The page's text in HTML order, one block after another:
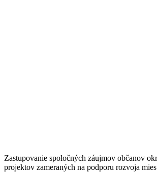
Zastupovanie spoločných záujmov občanov
projektov zameraných na podporu rozvoja